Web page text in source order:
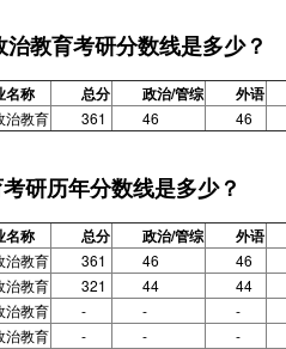
教育考研分数线是多少？
名称 总分 政治/管综 外语
治教育 361 46 46
研历年分数线是多少？
名称 总分 政治/管综 外语
治教育 361 46 46
治教育 321 44 44
治教育 - - -
治教育 - - -